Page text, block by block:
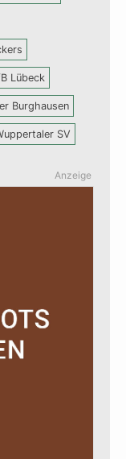
Lübeck
Burghausen
SV
Anzeige